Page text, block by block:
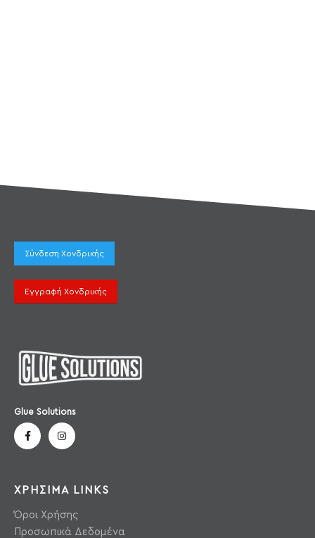
Σύνδεση Χονδρικής
Εγγραφή Χονδρικής
Glue Solutions
ΧΡΗΣΙΜΑ LINKS
Όροι Χρήσης
Προσωπικά Δεδομένα